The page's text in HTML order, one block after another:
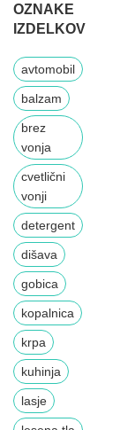
OZNAKE
IZDELKOV
avtomobil
balzam
brez
vonja
cvetlični
vonji
detergent
dišava
gobica
kopalnica
krpa
kuhinja
lasje